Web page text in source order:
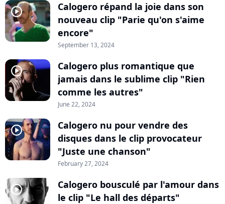
player2
Calogero répand la joie dans son
nouveau clip "Parie qu'on s'aime
encore"
September 13, 2024
player2
Calogero plus romantique que
jamais dans le sublime clip "Rien
comme les autres"
June 22, 2024
player2
Calogero nu pour vendre des
disques dans le clip provocateur
"Juste une chanson"
February 27, 2024
player2
Calogero bousculé par l'amour dans
le clip "Le hall des départs"